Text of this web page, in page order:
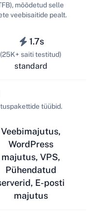
mõõdetud selle
veebisaitide pealt.
1.7s
(25K+ saiti testitud)
standard
tüübid.
Veebimajutus,
WordPress
majutus, VPS,
Pühendatud
E-posti
majutus